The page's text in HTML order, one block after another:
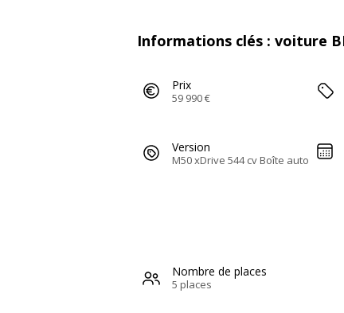
Informations clés : voiture
Prix
59 990 €
Version
M50 xDrive 544 cv Boîte auto
Nombre de places
5 places